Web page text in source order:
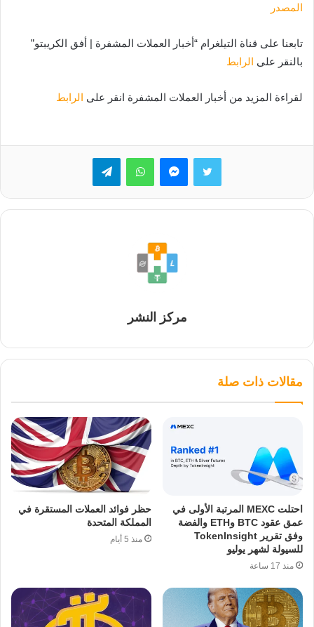
المصدر
تابعنا على قناة التيلغرام “أخبار العملات المشفرة | أفق الكريبتو”
بالنقر على الرابط
لقراءة المزيد من أخبار العملات المشفرة انقر على الرابط
تويتر ماسنجرواتساب تيلقرام
مركز النشر
مقالات ذات صلة
احتلت MEXC المرتبة الأولى في
عمق عقود BTC وETH والفضة
وفق تقرير TokenInsight
للسيولة لشهر يوليو
منذ 17 ساعة
حظر فوائد العملات المستقرة في
المملكة المتحدة
منذ 5 أيام